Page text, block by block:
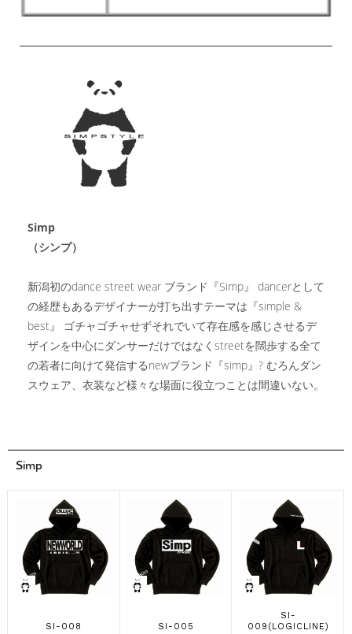
Simp
（シンプ）
新潟初のdance street wear ブランド『Simp』 dancerとして
の経歴もあるデザイナーが打ち出すテーマは『simple &
best』 ゴチャゴチャせずそれでいて存在感を感じさせるデ
ザインを中心にダンサーだけではなくstreetを闊歩する全て
の若者に向けて発信するnewブランド『simp』? むろんダン
スウェア、衣装など様々な場面に役立つことは間違いない。
Simp
SI-008 SI-005
SI-
009(LOGICLINE)